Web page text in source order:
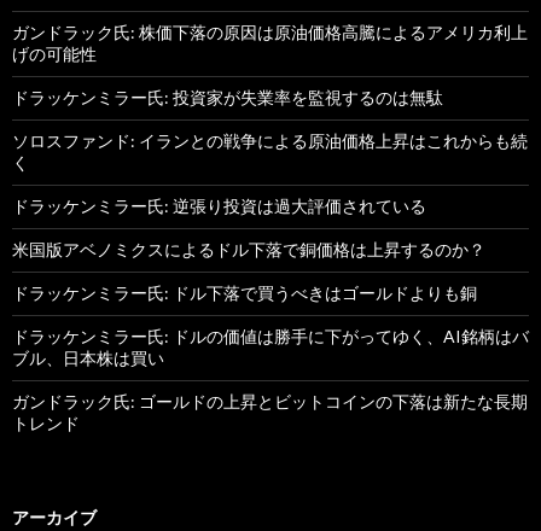
ガンドラック氏: 株価下落の原因は原油価格高騰によるアメリカ利上
げの可能性
ドラッケンミラー氏: 投資家が失業率を監視するのは無駄
ソロスファンド: イランとの戦争による原油価格上昇はこれからも続
く
ドラッケンミラー氏: 逆張り投資は過大評価されている
米国版アベノミクスによるドル下落で銅価格は上昇するのか？
ドラッケンミラー氏: ドル下落で買うべきはゴールドよりも銅
ドラッケンミラー氏: ドルの価値は勝手に下がってゆく、AI銘柄はバ
ブル、日本株は買い
ガンドラック氏: ゴールドの上昇とビットコインの下落は新たな長期
トレンド
アーカイブ